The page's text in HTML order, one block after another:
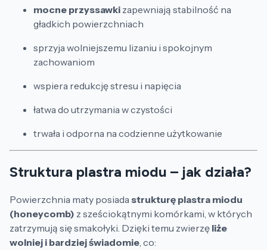
mocne przyssawki zapewniają stabilność na
gładkich powierzchniach
sprzyja wolniejszemu lizaniu i spokojnym
zachowaniom
wspiera redukcję stresu i napięcia
łatwa do utrzymania w czystości
trwała i odporna na codzienne użytkowanie
Struktura plastra miodu – jak działa?
Powierzchnia maty posiadastrukturę plastra miodu
(honeycomb) z sześciokątnymi komórkami, w których
zatrzymują się smakołyki. Dzięki temu zwierzę liże
wolniej i bardziej świadomie, co: